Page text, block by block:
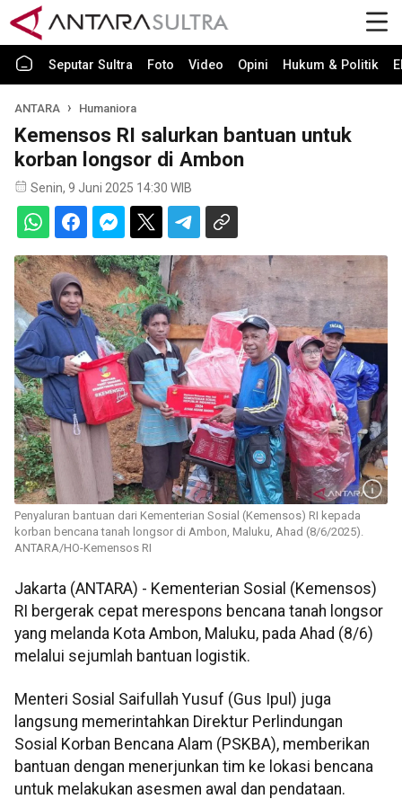
Seputar Sultra Foto Video Opini Hukum & Politik
ANTARA Humaniora
Kemensos RI salurkan bantuan untuk
korban longsor di Ambon
Senin, 9 Juni 2025 14:30 WIB
Penyaluran bantuan dari Kementerian Sosial (Kemensos) RI kepada
korban bencana tanah longsor di Ambon, Maluku, Ahad (8/6/2025).
ANTARA/HO-Kemensos RI
Jakarta (ANTARA) - Kementerian Sosial (Kemensos)
RI bergerak cepat merespons bencana tanah longsor
yang melanda Kota Ambon, Maluku, pada Ahad (8/6)
melalui sejumlah bantuan logistik.
Menteri Sosial Saifullah Yusuf (Gus Ipul) juga
langsung memerintahkan Direktur Perlindungan
Sosial Korban Bencana Alam (PSKBA), memberikan
bantuan dengan menerjunkan tim ke lokasi bencana
untuk melakukan asesmen awal dan pendataan.